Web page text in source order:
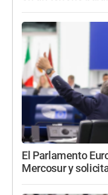
El Parlamento
Mercosur y